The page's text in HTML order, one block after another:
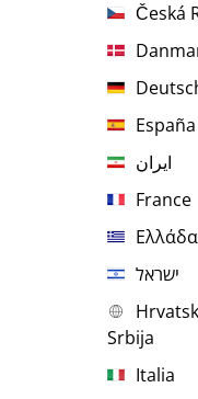
Česká
España
ایران
France
ישראל
Srbija
Italia